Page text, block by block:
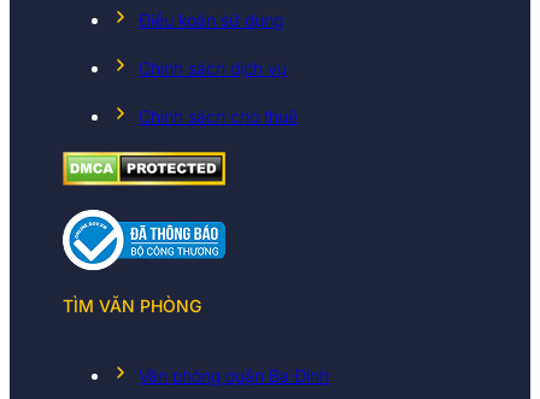
Điều koản sử dụng
Chính sách dịch vụ
Chính sách cho thuê
TÌM VĂN PHÒNG
Văn phòng quận Ba Đình